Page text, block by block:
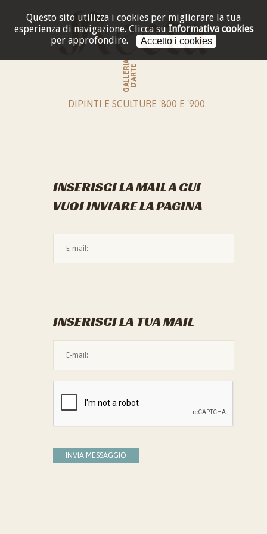
Questo sito utilizza i cookies per migliorare la tua
esperienza di navigazione. Clicca su Informativa cookies
per approfondire.
Accetto i cookies
GALLERIAD'ARTE
DIPINTI E SCULTURE '800 E '900
INSERISCI LA MAIL A CUI
VUOI INVIARE LA PAGINA
INSERISCI LA TUA MAIL
INVIA MESSAGGIO